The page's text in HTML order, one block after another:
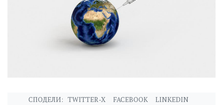
СПОДЕЛИ: TWITTER-X FACEBOOK LINKEDIN